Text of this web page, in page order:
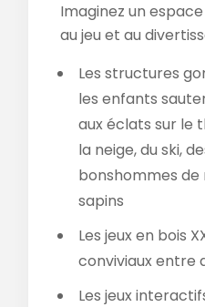
Imaginez un
au jeu et au
Les structures
les enfants
aux éclats sur le
la neige, du ski,
bonshommes
sapins
Les jeux en bois
conviviaux entre
Les jeux